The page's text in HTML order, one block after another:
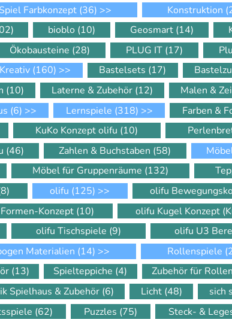
Farbkonzept (36) >> Konstruktion
bioblo (10) Geosmart (14)
Ökobausteine (28) PLUG IT (17)
Kreativ (160) >> Bastelsets (17)
(10) Laterne & Zubehör (12) Malen &
(6) >> Lernspiele (318) >> Farben &
KuKo Konzept olifu (10)
(46) Zahlen & Buchstaben (58)
Möbel für Gruppenräume (132)
olifu (125) >> olifu
Konzept (10) olifu Kugel Konzept
olifu Tischspiele (9) olifu U3
Materialien (14) >> Rollenspiele
(13) Spielteppiche (4) Zubehör für
Spielhaus & Zubehör (6) Licht (48) sich
(62) Puzzles (75) Steck- &